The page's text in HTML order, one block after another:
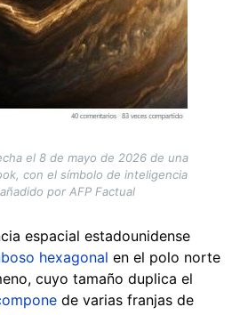
el 8 de mayo de 2026 de una
con el símbolo de inteligencia
por AFP Factual
espacial estadounidense
hexagonal en el polo norte
cuyo tamaño duplica el
de varias franjas de